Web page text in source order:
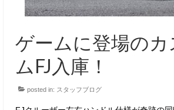
ゲームに登場のカ
ムFJ入庫！
posted in: スタッフブログ